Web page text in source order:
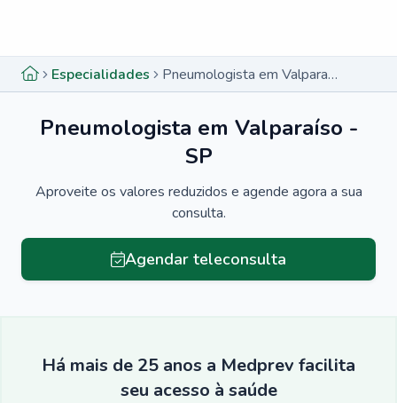
Especialidades Pneumologista em Valparaíso - SP
Pneumologista em Valparaíso -
SP
Aproveite os valores reduzidos e agende agora a sua
consulta.
Agendar teleconsulta
Há mais de 25 anos a Medprev facilita
seu acesso à saúde